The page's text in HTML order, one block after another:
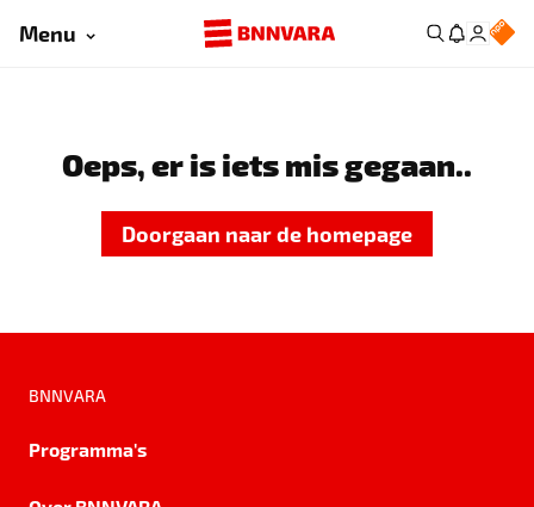
Menu
Oeps, er is iets mis gegaan..
Doorgaan naar de homepage
BNNVARA
Programma's